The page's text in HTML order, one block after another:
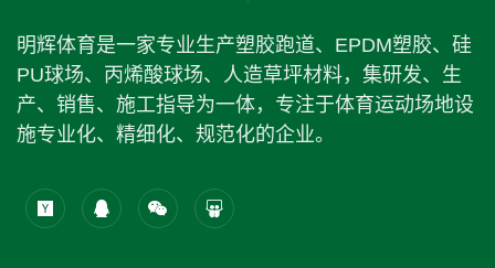
明辉体育是一家专业生产塑胶跑道、EPDM塑胶、硅
PU球场、丙烯酸球场、人造草坪材料，集研发、生
产、销售、施工指导为一体，专注于体育运动场地设
施专业化、精细化、规范化的企业。